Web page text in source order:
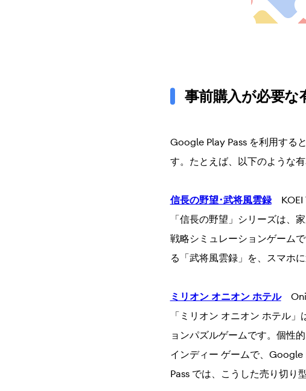
事前購入が必要な
Google Play Pass を利用する
す。たとえば、以下のような
信長の野望･武将風雲録KOEI
「信長の野望」シリーズは、
戦略シミュレーションゲーム
る「武将風雲録」を、スマホ
ミリオン オニオン ホテル
「ミリオン オニオン ホテル
ョンパズルゲームです。個性
インディー ゲームで、
Pass では、こうした売り切り